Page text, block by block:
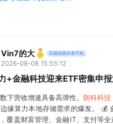
Vin7的大 高抛低吸的老司机
2026-08-08 15:55:12
+金融科技迎来ETF密集申
下营收增速具备高弹性。 朗科科技
缘算力本地存储需求的爆发。 💰
覆盖财富管理、金融IT、支付等